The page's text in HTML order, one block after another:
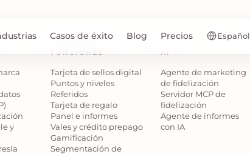
Casos de éxito Blog Precios Español
y
FUNCIONES
Tarjeta de sellos digital
Puntos y niveles
Referidos
Tarjeta de regalo
Panel e informes
Vales y crédito prepago
Gamificación
Segmentación de
AI
Agente de marketing
de fidelización
Servidor MCP de
fidelización
Agente de informes
con IA